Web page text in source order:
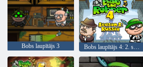
Bobs laupītājs 3 Bobs laupītājs 4: 2. sezona Krievija